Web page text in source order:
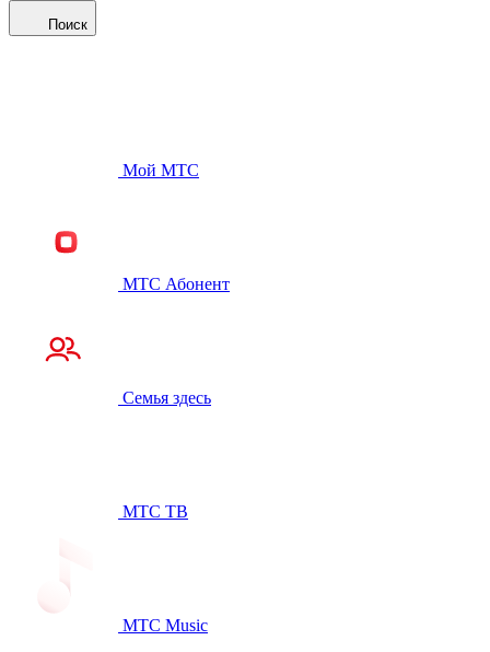
Поиск
Мой МТС
МТС Абонент
Семья здесь
МТС ТВ
МТС Music